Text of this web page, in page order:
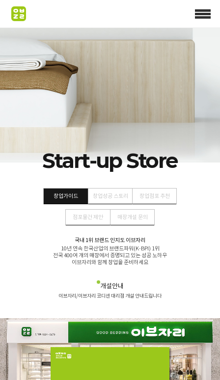
Start-up Store
창업가이드 창업성공 스토리 창업점포 추천
점포물건 제안 매장개설 문의
국내 1위 브랜드 인지도 이브자리
10년 연속 한국산업의 브랜드파워(K-BPI) 1위
전국 400여 개의 매장에서 증명되고 있는 성공 노하우
이브자리와 함께 창업을 준비하세요
개설안내
이브자리/이브자리 코디센 대리점 개설 안내드립니다